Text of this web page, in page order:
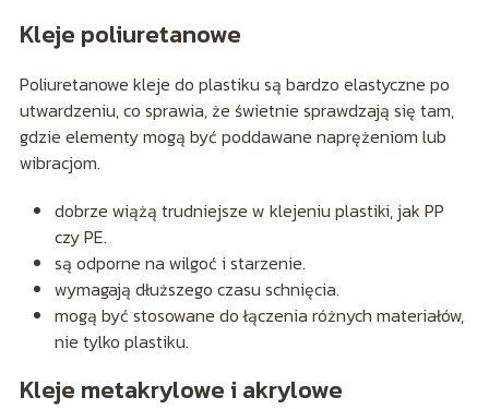
Kleje poliuretanowe
Poliuretanowe kleje do plastiku są bardzo elastyczne po
utwardzeniu, co sprawia, że świetnie sprawdzają się tam,
gdzie elementy mogą być poddawane naprężeniom lub
wibracjom.
dobrze wiążą trudniejsze w klejeniu plastiki, jak PP
czy PE.
są odporne na wilgoć i starzenie.
wymagają dłuższego czasu schnięcia.
mogą być stosowane do łączenia różnych materiałów,
nie tylko plastiku.
Kleje metakrylowe i akrylowe